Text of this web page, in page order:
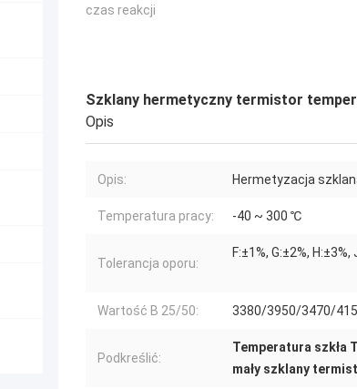
czas reakcji
Szklany hermetyczny termistor
Opis
Opis: Hermetyzacja
Temperatura pracy: -40 ~ 300 ℃
Tolerancja oporu:
F:±1%, G:±2%, H:±3%,
Wartość B 25/50: 3380/3950/3470/
Podkreślić:
Temperatura szkła
mały szklany